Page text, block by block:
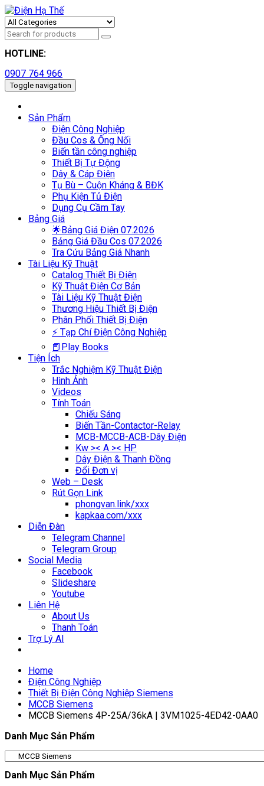
HOTLINE:
0907 764 966
Toggle navigation
Sản Phẩm
Điện Công Nghiệp
Đầu Cos & Ống Nối
Biến tần công nghiệp
Thiết Bị Tự Động
Dây & Cáp Điện
Tụ Bù – Cuộn Kháng & BĐK
Phụ Kiện Tủ Điện
Dụng Cụ Cầm Tay
Bảng Giá
🌟Bảng Giá Điện 07.2026
Bảng Giá Đầu Cos 07.2026
Tra Cứu Bảng Giá Nhanh
Tài Liệu Kỹ Thuật
Catalog Thiết Bị Điện
Kỹ Thuật Điện Cơ Bản
Tài Liệu Kỹ Thuật Điện
Thương Hiệu Thiết Bị Điện
Phân Phối Thiết Bị Điện
⚡ Tạp Chí Điện Công Nghiệp
📕Play Books
Tiện Ích
Trắc Nghiệm Kỹ Thuật Điện
Hình Ảnh
Videos
Tính Toán
Chiếu Sáng
Biến Tần-Contactor-Relay
MCB-MCCB-ACB-Dây Điện
Kw >< A >< HP
Dây Điện & Thanh Đồng
Đổi Đơn vị
Web – Desk
Rút Gọn Link
phongvan.link/xxx
kapkaa.com/xxx
Diễn Đàn
Telegram Channel
Telegram Group
Social Media
Facebook
Slideshare
Youtube
Liên Hệ
About Us
Thanh Toán
Trợ Lý AI
Home
Điện Công Nghiệp
Thiết Bị Điện Công Nghiệp Siemens
MCCB Siemens
MCCB Siemens 4P-25A/36kA | 3VM1025-4ED42-0AA0
Danh Mục Sản Phẩm
Danh Mục Sản Phẩm